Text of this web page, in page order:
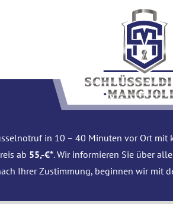
in 10 – 40 Minuten vor Ort mit
ab 55,-€*. Wir informieren Sie über
Ihrer Zustimmung, beginnen wir mit